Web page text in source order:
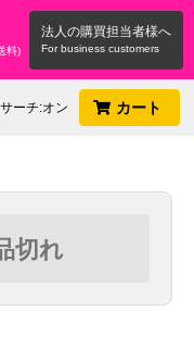
法人の購買担当者様へ
料)
ーチ:オン カート
切れ